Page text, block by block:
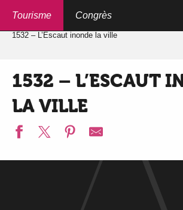
principal
Tourisme Congrès
1532 – L’Escaut inonde la ville
1532 – L’ESCAUT
LA VILLE